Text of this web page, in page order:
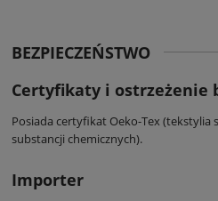
BEZPIECZEŃSTWO
Certyfikaty i ostrzeżenie
Posiada certyfikat Oeko-Tex (tekstylia
substancji chemicznych).
Importer